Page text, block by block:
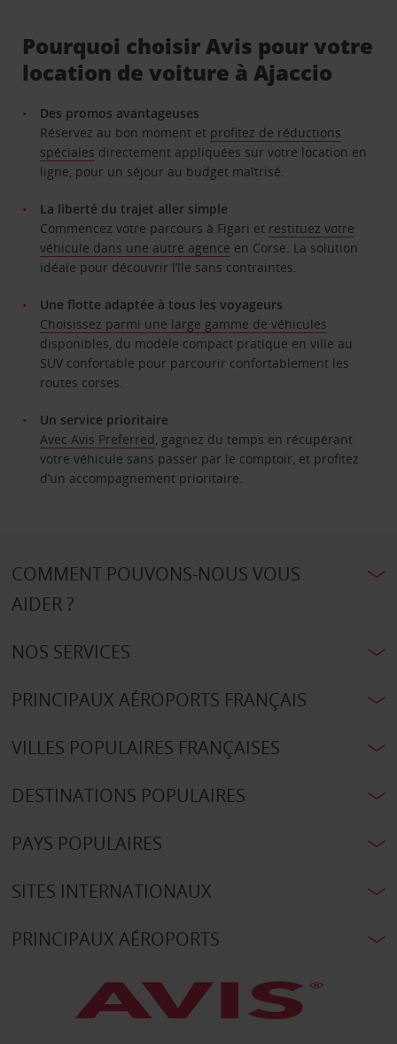
Pourquoi choisir Avis pour votre
location de voiture à Ajaccio
Des promos avantageuses
Réservez au bon moment et profitez de réductions
spéciales directement appliquées sur votre location en
ligne, pour un séjour au budget maîtrisé.
La liberté du trajet aller simple
Commencez votre parcours à Figari et restituez votre
véhicule dans une autre agence en Corse. La solution
idéale pour découvrir l’île sans contraintes.
Une flotte adaptée à tous les voyageurs
Choisissez parmi une large gamme de véhicules
disponibles, du modèle compact pratique en ville au
SUV confortable pour parcourir confortablement les
routes corses.
Un service prioritaire
Avec Avis Preferred , gagnez du temps en récupérant
votre véhicule sans passer par le comptoir, et profitez
d’un accompagnement prioritaire.
COMMENT POUVONS-NOUS VOUS
AIDER ?
NOS SERVICES
PRINCIPAUX AÉROPORTS FRANÇAIS
VILLES POPULAIRES FRANÇAISES
DESTINATIONS POPULAIRES
PAYS POPULAIRES
SITES INTERNATIONAUX
PRINCIPAUX AÉROPORTS